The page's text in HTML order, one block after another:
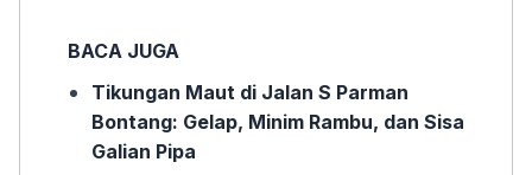
BACA JUGA
Tikungan Maut di Jalan S Parman
Bontang: Gelap, Minim Rambu, dan Sisa
Galian Pipa